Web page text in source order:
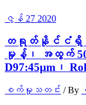
ဇွန် 27 2020
တရုတ်နိုင်ငံရှိ ဓ
မှုန့်၊ အထွက်
D97:45μm၊
စက်မှုသတင်း / By